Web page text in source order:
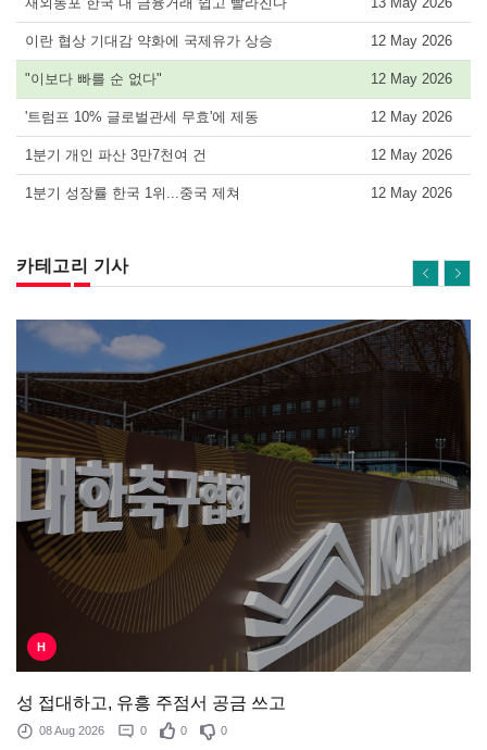
이란 협상 기대감 약화에 국제유가 상승 12 May 2026
"이보다 빠를 순 없다" 12 May 2026
'트럼프 10% 글로벌관세 무효'에 제동 12 May 2026
1분기 개인 파산 3만7천여 건 12 May 2026
1분기 성장률 한국 1위...중국 제쳐 12 May 2026
카테고리 기사
H
성 접대하고, 유흥 주점서 공금 쓰고
08 Aug 2026 0 0 0